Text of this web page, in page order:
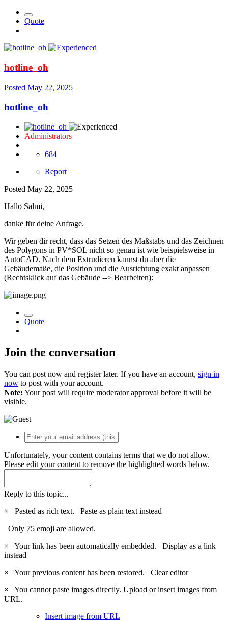
Quote
hotline_oh
Posted May 22, 2025
hotline_oh
Administrators
684
Report
Posted May 22, 2025
Hallo Salmi,
danke für deine Anfrage.
Wir geben dir recht, dass das Setzen des Maßstabs und das Zeichnen
des Polygons in PV*SOL nicht so genau ist wie beispielsweise in
AutoCAD. Nach dem Extrudieren kannst du aber die
Gebäudemaße, die Position und die Ausrichtung exakt anpassen
(Rechtsklick auf das Gebäude --> Bearbeiten):
Quote
Join the conversation
You can post now and register later. If you have an account, sign in
now to post with your account.
Note: Your post will require moderator approval before it will be
visible.
Unfortunately, your content contains terms that we do not allow.
Please edit your content to remove the highlighted words below.
Reply to this topic...
×
Pasted as rich text. Paste as plain text instead
Only 75 emoji are allowed.
×
Your link has been automatically embedded. Display as a link
instead
×
Your previous content has been restored. Clear editor
×
You cannot paste images directly. Upload or insert images from
URL.
Insert image from URL